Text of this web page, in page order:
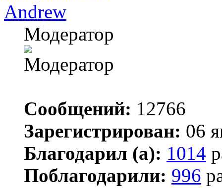
Andrew
Модератор
Сообщений: 12766
Зарегистрирован: 06
Благодарил (а): 1014
Поблагодарили: 996